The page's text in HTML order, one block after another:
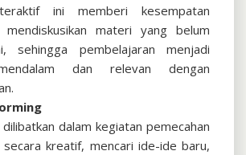
ini memberi kesempatan
materi yang belum
sehingga pembelajaran menjadi
dan relevan dengan
dalam kegiatan pemecahan
secara kreatif, mencari ide-ide baru,